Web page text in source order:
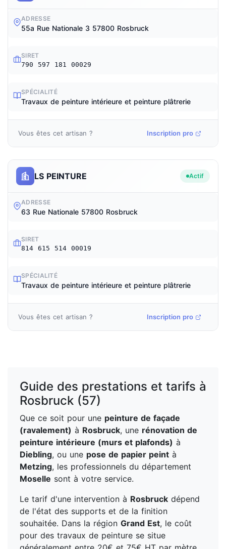
ADRESSE
55a Rue Nationale 3 57800 Rosbruck
SIRET
790 597 181 00029
SPÉCIALITÉ
Travaux de peinture intérieure et peinture plâtrerie
Vous êtes cet artisan ? Inscription pro
LS PEINTURE Actif
ADRESSE
63 Rue Nationale 57800 Rosbruck
SIRET
814 615 514 00019
SPÉCIALITÉ
Travaux de peinture intérieure et peinture plâtrerie
Vous êtes cet artisan ? Inscription pro
Guide des prestations et tarifs à
Rosbruck (57)
Que ce soit pour une peinture de façade
(ravalement) à Rosbruck, une rénovation de
peinture intérieure (murs et plafonds) à
Diebling, ou une pose de papier peint à
Metzing, les professionnels du département
Moselle sont à votre service.
Le tarif d'une intervention à Rosbruck dépend
de l'état des supports et de la finition
souhaitée. Dans la région Grand Est, le coût
pour des travaux de peinture se situe